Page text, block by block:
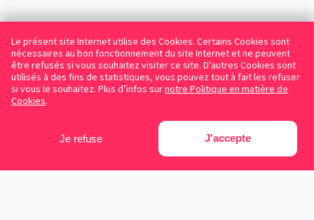
Le présent site Internet utilise des Cookies. Certains Cookies sont
nécessaires au bon fonctionnement du site Internet et ne peuvent
être refusés si vous souhaitez visiter ce site. D'autres Cookies sont
utilisés à des fins de statistiques, vous pouvez tout à fait les refuser
si vous le souhaitez. Plus d’infos surnotre Politique en matière de
Cookies.
Je refuse J'accepte